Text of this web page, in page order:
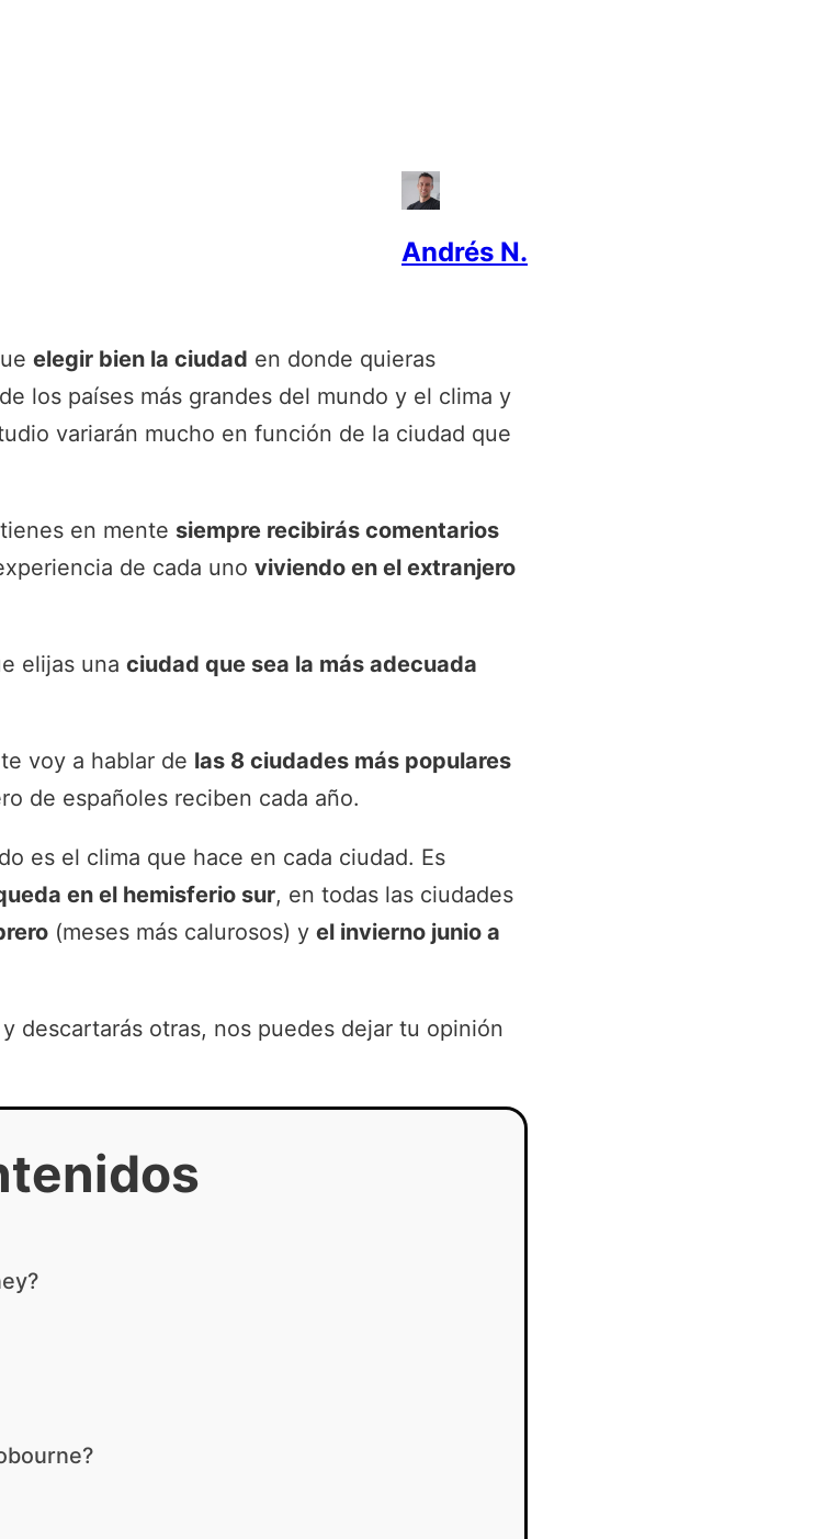
Andrés N.
elegir bien la ciudad en donde quieras
los países más grandes del mundo y el clima y
variarán mucho en función de la ciudad que
en mente siempre recibirás comentarios
de cada uno viviendo en el extranjero
elijas una ciudad que sea la más adecuada
voy a hablar de las 8 ciudades más populares
de españoles reciben cada año.
es el clima que hace en cada ciudad. Es
en el hemisferio sur, en todas las ciudades
(meses más calurosos) y el invierno junio a
descartarás otras, nos puedes dejar tu opinión